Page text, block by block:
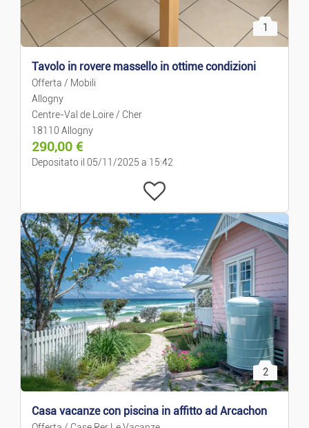
1
Tavolo in rovere massello in ottime condizioni
Offerta / Mobili
Allogny
Centre-Val de Loire / Cher
18110 Allogny
290,00 €
Depositato il 05/11/2025 a 15:42
2
Casa vacanze con piscina in affitto ad Arcachon